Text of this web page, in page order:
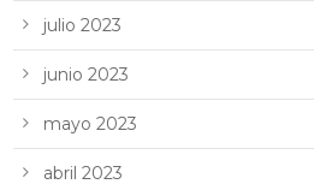
julio 2023
junio 2023
mayo 2023
abril 2023